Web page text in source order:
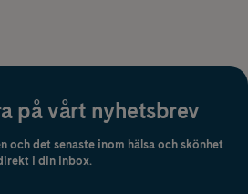
på vårt nyhetsbrev
och det senaste inom hälsa och skönhet
i din inbox.